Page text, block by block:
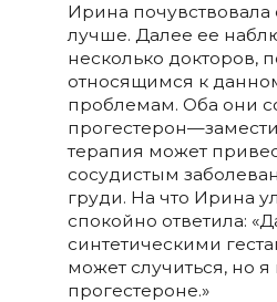
Ирина почувствовала
лучше. Далее ее
несколько докторов,
относящимся к
проблемам. Оба они
прогестерон—
терапия может
сосудистым
груди. На что Ирина
спокойно ответила:
синтетическими
может случиться, но
прогестероне.»